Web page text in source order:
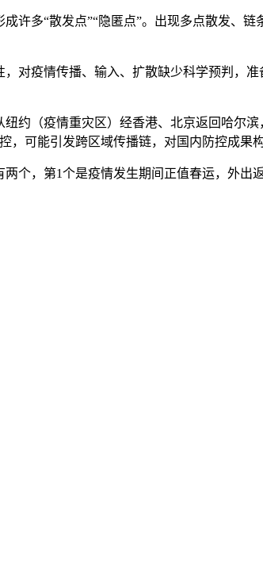
许多“散发点”“隐匿点”。出现多点散发、
对疫情传播、输入、扩散缺少科学预判，
约（疫情重灾区）经香港、北京返回哈尔
可能引发跨区域传播链，对国内防控成果
个，第1个是疫情发生期间正值春运，外出